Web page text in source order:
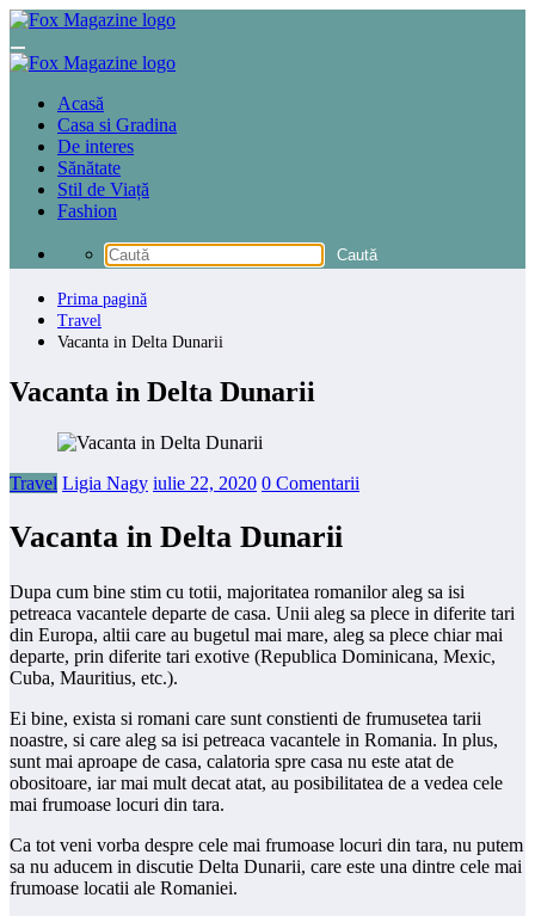
Sari
conținut
Acasă
Casa si Gradina
De interes
Sănătate
Stil de Viață
Fashion
Prima pagină
Travel
Vacanta in Delta Dunarii
Vacanta in Delta Dunarii
Travel Ligia Nagy iulie 22, 2020 0 Comentarii
Vacanta in Delta Dunarii
Dupa cum bine stim cu totii, majoritatea romanilor aleg sa isi
petreaca vacantele departe de casa. Unii aleg sa plece in diferite tari
din Europa, altii care au bugetul mai mare, aleg sa plece chiar mai
departe, prin diferite tari exotive (Republica Dominicana, Mexic,
Cuba, Mauritius, etc.).
Ei bine, exista si romani care sunt constienti de frumusetea tarii
noastre, si care aleg sa isi petreaca vacantele in Romania. In plus,
sunt mai aproape de casa, calatoria spre casa nu este atat de
obositoare, iar mai mult decat atat, au posibilitatea de a vedea cele
mai frumoase locuri din tara.
Ca tot veni vorba despre cele mai frumoase locuri din tara, nu putem
sa nu aducem in discutie Delta Dunarii, care este una dintre cele mai
frumoase locatii ale Romaniei.